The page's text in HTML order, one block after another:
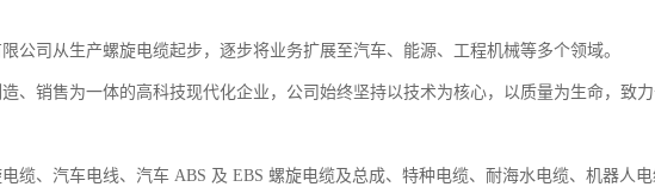
公司从生产螺旋电缆起步，逐步将业务扩展至汽车、能源、工程机械等多个领域。
、销售为一体的高科技现代化企业，公司始终坚持以技术为核心，以质量为生命，致
缆、汽车电线、汽车 ABS 及 EBS 螺旋电缆及总成、特种电缆、耐海水电缆、机器人电